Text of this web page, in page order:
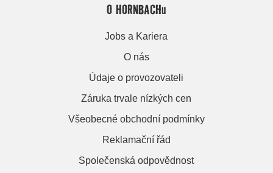
O HORNBACHu
Jobs a Kariera
O nás
Údaje o provozovateli
Záruka trvale nízkých cen
Všeobecné obchodní podmínky
Reklamační řád
Společenská odpovědnost